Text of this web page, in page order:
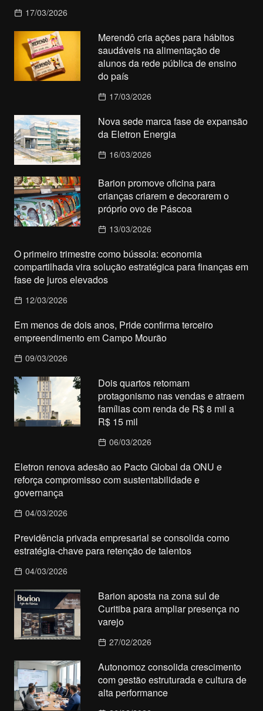
17/03/2026
Merendô cria ações para hábitos
saudáveis na alimentação de
alunos da rede pública de ensino
do país
17/03/2026
Nova sede marca fase de expansão
da Eletron Energia
16/03/2026
Barion promove oficina para
crianças criarem e decorarem o
próprio ovo de Páscoa
13/03/2026
O primeiro trimestre como bússola: economia
compartilhada vira solução estratégica para finanças em
fase de juros elevados
12/03/2026
Em menos de dois anos, Pride confirma terceiro
empreendimento em Campo Mourão
09/03/2026
Dois quartos retomam
protagonismo nas vendas e atraem
famílias com renda de R$ 8 mil a
R$ 15 mil
06/03/2026
Eletron renova adesão ao Pacto Global da ONU e
reforça compromisso com sustentabilidade e
governança
04/03/2026
Previdência privada empresarial se consolida como
estratégia-chave para retenção de talentos
04/03/2026
Barion aposta na zona sul de
Curitiba para ampliar presença no
varejo
27/02/2026
Autonomoz consolida crescimento
com gestão estruturada e cultura de
alta performance